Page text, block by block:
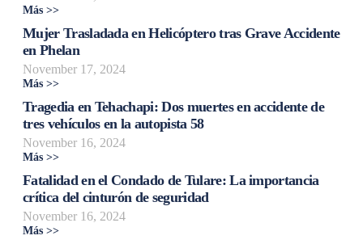
Más >>
Mujer Trasladada en Helicóptero tras Grave Accidente
en Phelan
November 17, 2024
Más >>
Tragedia en Tehachapi: Dos muertes en accidente de
tres vehículos en la autopista 58
November 16, 2024
Más >>
Fatalidad en el Condado de Tulare: La importancia
crítica del cinturón de seguridad
November 16, 2024
Más >>